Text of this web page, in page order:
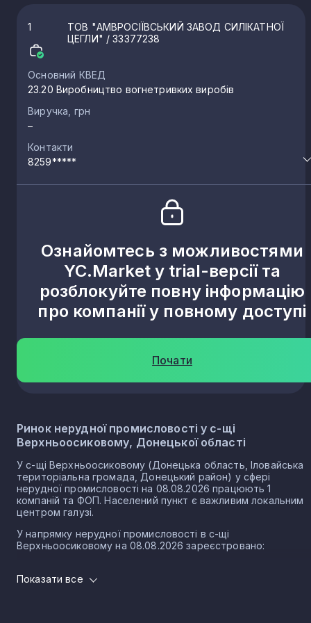
1
ТОВ "АМВРОСІЇВСЬКИЙ ЗАВОД СИЛІКАТНОЇ
ЦЕГЛИ" / 33377238
Основний КВЕД
23.20 Виробництво вогнетривких виробів
Виручка, грн
–
Контакти
8259*****
Ознайомтесь з можливостями
YC.Market у trial-версії та
розблокуйте повну інформацію
про компанії у повному доступі
Почати
Ринок нерудної промисловості у с-щі
Верхньоосиковому, Донецької області
У с-щі Верхньоосиковому (Донецька область, Іловайська
територіальна громада, Донецький район) у сфері
нерудної промисловості на 08.08.2026 працюють 1
компаній та ФОП. Населений пункт є важливим локальним
центром галузі.
У напрямку нерудної промисловості в с-щі
Верхньоосиковому на 08.08.2026 зареєстровано:
0 ФОП
Показати все